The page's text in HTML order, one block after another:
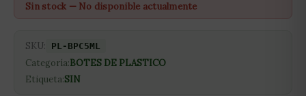
Sin stock — No disponible actualmente
SKU: PL-BPC5ML
Categoría:BOTES DE PLASTICO
Etiqueta:SIN